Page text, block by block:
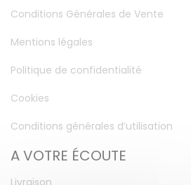
Conditions Générales de Vente
Mentions légales
Politique de confidentialité
Cookies
Conditions générales d’utilisation
A VOTRE ÉCOUTE